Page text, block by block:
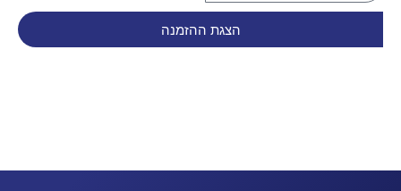
הצגת ההזמנה